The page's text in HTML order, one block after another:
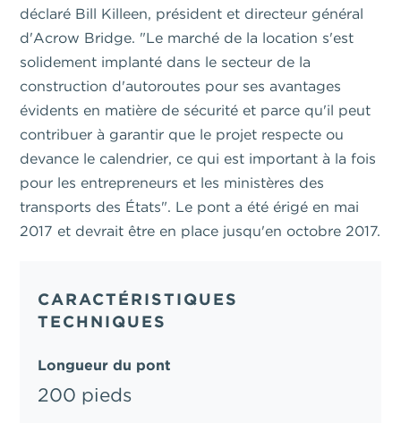
déclaré Bill Killeen, président et directeur général
d'Acrow Bridge. "Le marché de la location s'est
solidement implanté dans le secteur de la
construction d'autoroutes pour ses avantages
évidents en matière de sécurité et parce qu'il peut
contribuer à garantir que le projet respecte ou
devance le calendrier, ce qui est important à la fois
pour les entrepreneurs et les ministères des
transports des États". Le pont a été érigé en mai
2017 et devrait être en place jusqu'en octobre 2017.
CARACTÉRISTIQUES
TECHNIQUES
Longueur du pont
200 pieds